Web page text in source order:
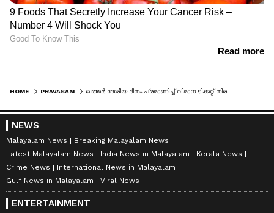
HOME PRAVASAM ഖത്തര്‍ ദേശീയ ദിനം പ്രമാണിച്ച് വിമാന ടിക്കറ്റ് നിരക്കില്‍ ഇളവ്
NEWS
Malayalam News
Breaking Malayalam News
Latest Malayalam News
India News in Malayalam
Kerala News
Crime News
International News in Malayalam
Gulf News in Malayalam
Viral News
ENTERTAINMENT